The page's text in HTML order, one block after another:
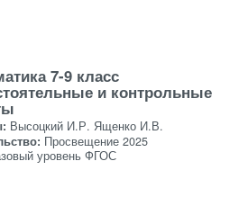
7-9 класс
и контрольные
Высоцкий И.Р. Ященко И.В.
Просвещение 2025
уровень ФГОС